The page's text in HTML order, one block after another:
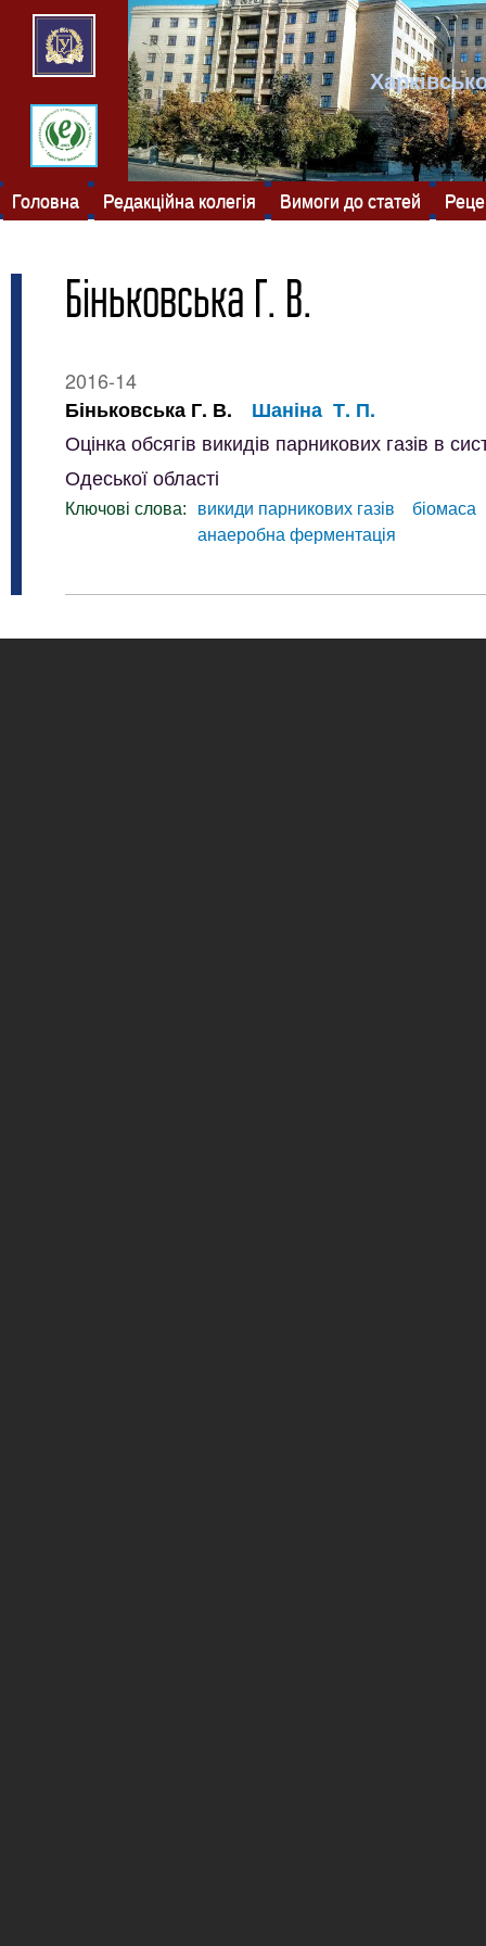
Головна Редакційна колегія Вимоги до статей
Біньковська Г. В.
2016-14
Біньковська Г. В.
Шаніна Т. П.
Оцінка обсягів викидів парникових газів в
Одеської області
Ключові слова: викиди парникових газів
біомаса
анаеробна ферментація